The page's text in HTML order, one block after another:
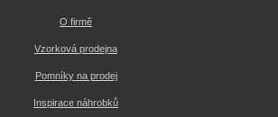
O firmě
Vzorková prodejna
Pomníky na prodej
Inspirace náhrobků